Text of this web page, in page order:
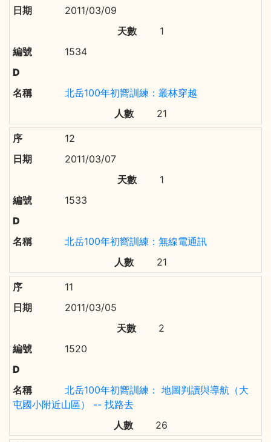
2011/03/09
1
1534
北岳100年初嚮訓練：叢林穿越
21
12
2011/03/07
1
1533
北岳100年初嚮訓練：無線電通訊
21
11
2011/03/05
2
1520
北岳100年初嚮訓練： 地圖判讀與導航（大
屯國小附近山區） -- 找路去
26